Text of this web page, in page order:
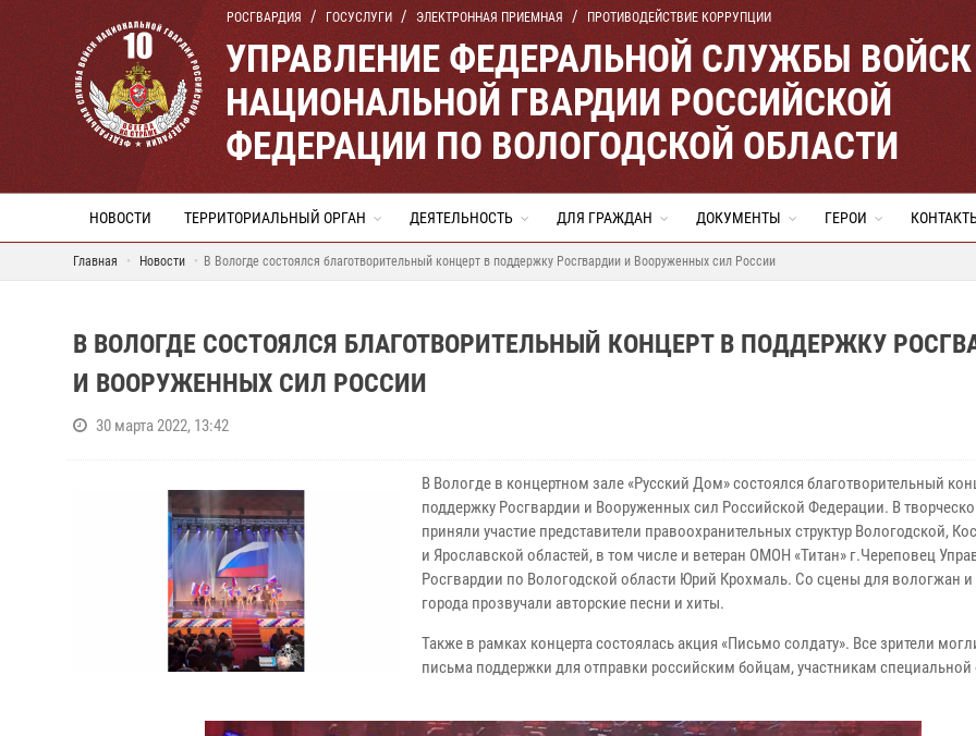
РОСГВАРДИЯ ГОСУСЛУГИ ЭЛЕКТРОННАЯ ПРИЕМНАЯ ПРОТИВОДЕЙСТВИЕ КОРРУПЦИИ
УПРАВЛЕНИЕ ФЕДЕРАЛЬНОЙ СЛУЖБЫ ВОЙСК
НАЦИОНАЛЬНОЙ ГВАРДИИ РОССИЙСКОЙ
ФЕДЕРАЦИИ ПО ВОЛОГОДСКОЙ ОБЛАСТИ
НОВОСТИ ТЕРРИТОРИАЛЬНЫЙ ОРГАН ДЕЯТЕЛЬНОСТЬ ДЛЯ ГРАЖДАН ДОКУМЕНТЫ ГЕРОИ
Главная Новости В Вологде состоялся благотворительный концерт в поддержку Росгвардии и Вооруженных сил России
В ВОЛОГДЕ СОСТОЯЛСЯ БЛАГОТВОРИТЕЛЬНЫЙ КОНЦЕРТ В ПОДДЕРЖКУ
И ВООРУЖЕННЫХ СИЛ РОССИИ
30 марта 2022, 13:42
В Вологде в концертном зале «Русский Дом» состоялся благотворительный
поддержку Росгвардии и Вооруженных сил Российской Федерации. В
приняли участие представители правоохранительных структур Вологодской,
и Ярославской областей, в том числе и ветеран ОМОН «Титан» г.Череповец
Росгвардии по Вологодской области Юрий Крохмаль. Со сцены для вологжан и
города прозвучали авторские песни и хиты.
Также в рамках концерта состоялась акция «Письмо солдату». Все зрители
письма поддержки для отправки российским бойцам, участникам специальной